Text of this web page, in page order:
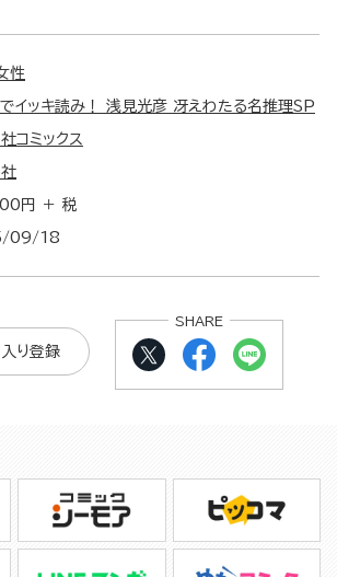
性
イッキ読み！ 浅見光彦 冴えわたる名推理SP
コミックス
円 ＋ 税
09/18
り登録
SHARE